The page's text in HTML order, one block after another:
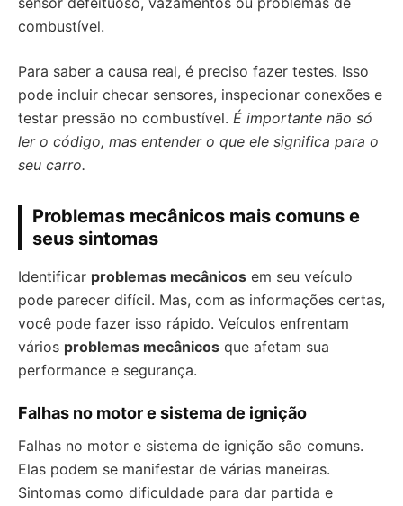
combustível.
Para saber a causa real, é preciso fazer testes. Isso
pode incluir checar sensores, inspecionar conexões e
testar pressão no combustível. É importante não só
ler o código, mas entender o que ele significa para o
seu carro.
Problemas mecânicos mais comuns e
seus sintomas
Identificar problemas mecânicos em seu veículo
pode parecer difícil. Mas, com as informações certas,
você pode fazer isso rápido. Veículos enfrentam
vários problemas mecânicos que afetam sua
performance e segurança.
Falhas no motor e sistema de ignição
Falhas no motor e sistema de ignição são comuns.
Elas podem se manifestar de várias maneiras.
Sintomas como dificuldade para dar partida e